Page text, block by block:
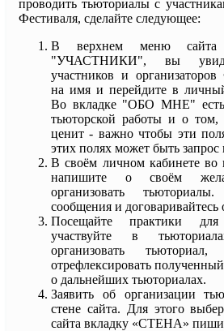
проводить тьюториалы с
Фестиваля, сделайте следующее:
В верхнем меню сайта
"УЧАСТНИКИ", вы
участников и
на имя и перейдите в
Во вкладке "ОБО МНЕ"
тьюторской работы и о том,
ценит - важно чтобы эти
этих полях может быть запрос
В своём личном кабинете
напишите о своём
организовать
сообщения и договаривайтесь
Посещайте практики
участвуйте в
организовать
отрефлексировать
о дальнейших тьюториалах.
Заявить об организации
стене сайта. Для этого
сайта вкладку «СТЕНА»